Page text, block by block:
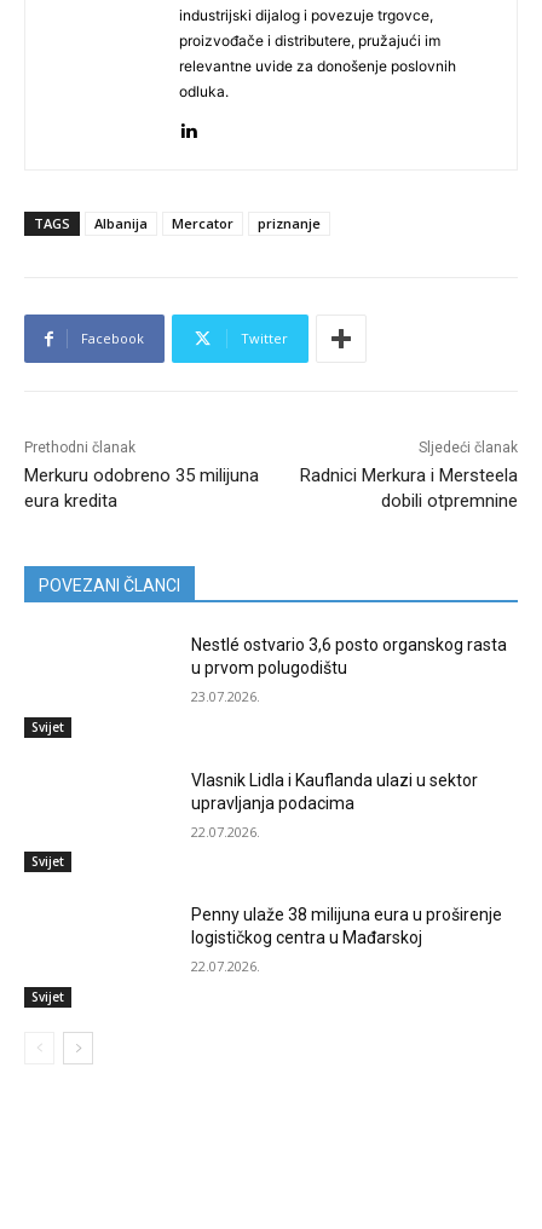
industrijski dijalog i povezuje trgovce,
proizvođače i distributere, pružajući im
relevantne uvide za donošenje poslovnih
odluka.
TAGS Albanija Mercator priznanje
Facebook Twitter
Prethodni članak
Merkuru odobreno 35 milijuna
eura kredita
Sljedeći članak
Radnici Merkura i Mersteela
dobili otpremnine
POVEZANI ČLANCI
Svijet
Nestlé ostvario 3,6 posto organskog rasta
u prvom polugodištu
23.07.2026.
Svijet
Vlasnik Lidla i Kauflanda ulazi u sektor
upravljanja podacima
22.07.2026.
Svijet
Penny ulaže 38 milijuna eura u proširenje
logističkog centra u Mađarskoj
22.07.2026.